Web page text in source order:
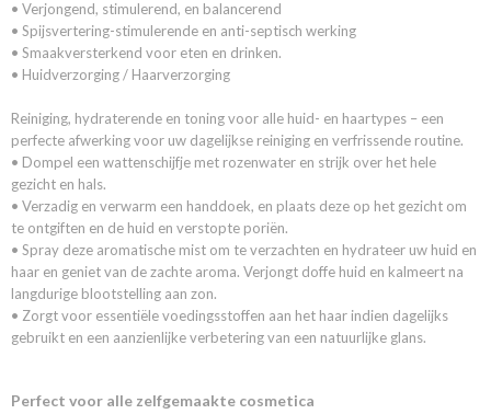
• Verjongend, stimulerend, en balancerend
• Spijsvertering-stimulerende en anti-septisch werking
• Smaakversterkend voor eten en drinken.
• Huidverzorging / Haarverzorging
Reiniging, hydraterende en toning voor alle huid- en haartypes – een
perfecte afwerking voor uw dagelijkse reiniging en verfrissende routine.
• Dompel een wattenschijfje met rozenwater en strijk over het hele
gezicht en hals.
• Verzadig en verwarm een handdoek, en plaats deze op het gezicht om
te ontgiften en de huid en verstopte poriën.
• Spray deze aromatische mist om te verzachten en hydrateer uw huid en
haar en geniet van de zachte aroma. Verjongt doffe huid en kalmeert na
langdurige blootstelling aan zon.
• Zorgt voor essentiële voedingsstoffen aan het haar indien dagelijks
gebruikt en een aanzienlijke verbetering van een natuurlijke glans.
Perfect voor alle zelfgemaakte cosmetica